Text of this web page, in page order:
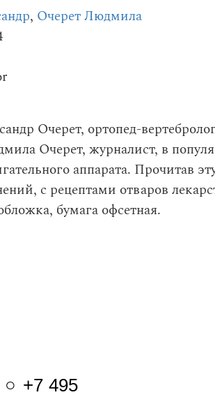
, Очерет Людмила
Очерет, ортопед-
Очерет, журналист, в
аппарата. Прочитав
с рецептами отваров
бумага офсетная.
○ +7 495